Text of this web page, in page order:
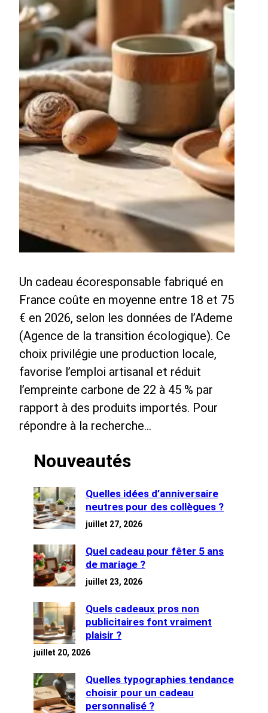
Un cadeau écoresponsable fabriqué en
France coûte en moyenne entre 18 et 75
€ en 2026, selon les données de l’Ademe
(Agence de la transition écologique). Ce
choix privilégie une production locale,
favorise l’emploi artisanal et réduit
l’empreinte carbone de 22 à 45 % par
rapport à des produits importés. Pour
répondre à la recherche…
Nouveautés
Quelles idées d’anniversaire
neutres pour des collègues ?
juillet 27, 2026
Quel cadeau pour fêter 5 ans
de mariage ?
juillet 23, 2026
Quels cadeaux pros non
publicitaires font vraiment
plaisir ?
juillet 20, 2026
Quelles typographies tendance
choisir pour un cadeau
personnalisé ?